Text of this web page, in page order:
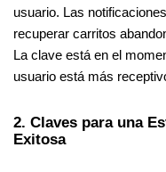
usuario. Las
recuperar carritos
La clave está en el
usuario está más
2. Claves para una
Exitosa